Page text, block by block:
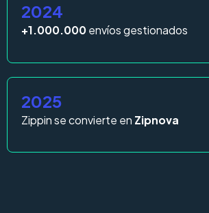
2024
+1.000.000envíos gestionados
2025
Zippin se convierte en Zipnova